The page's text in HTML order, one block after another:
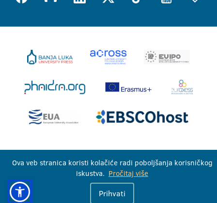
Univerzitet u Banjoj Luci © 2026
Sva prava zadržana
Ova veb stranica koristi kolačiće radi poboljšanja korisničkog
iskustva. Pročitaj više
Prihvati